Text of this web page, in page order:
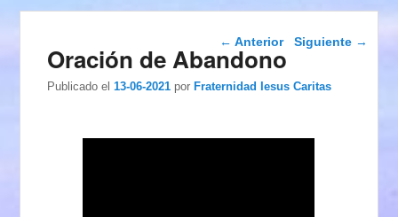
Navegación de
entradas
← Anterior Siguiente →
Oración de Abandono
Publicado el 13-06-2021 porFraternidad Iesus Caritas